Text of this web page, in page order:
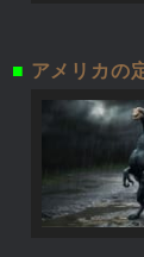
■ アメリカの